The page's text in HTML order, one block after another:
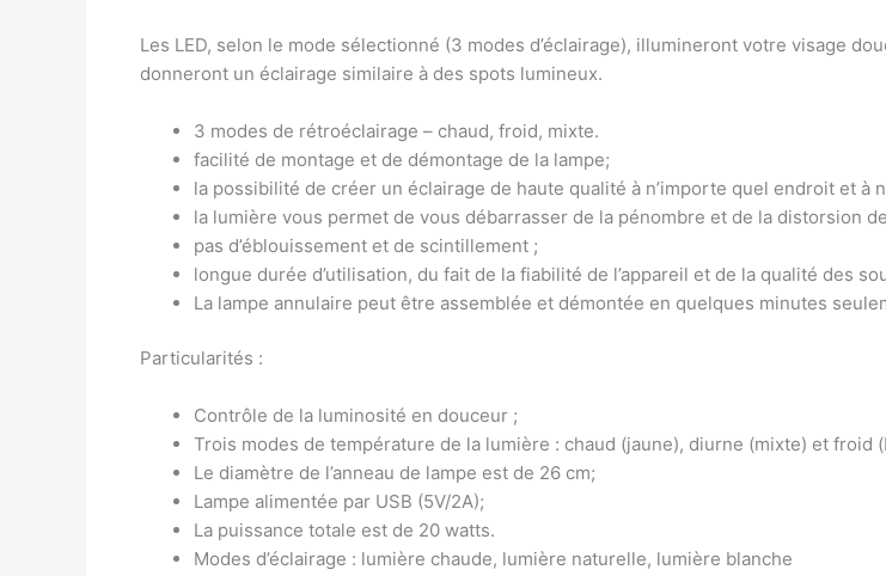
Les LED, selon le mode sélectionné (3 modes d’éclairage), illumineront votre visage
donneront un éclairage similaire à des spots lumineux.
3 modes de rétroéclairage – chaud, froid, mixte.
facilité de montage et de démontage de la lampe;
la possibilité de créer un éclairage de haute qualité à n’importe quel endroit et à
la lumière vous permet de vous débarrasser de la pénombre et de la distorsion
pas d’éblouissement et de scintillement ;
longue durée d’utilisation, du fait de la fiabilité de l’appareil et de la qualité des
La lampe annulaire peut être assemblée et démontée en quelques minutes
Particularités :
Contrôle de la luminosité en douceur ;
Trois modes de température de la lumière : chaud (jaune), diurne (mixte) et froid
Le diamètre de l’anneau de lampe est de 26 cm;
Lampe alimentée par USB (5V/2A);
La puissance totale est de 20 watts.
Modes d’éclairage : lumière chaude, lumière naturelle, lumière blanche